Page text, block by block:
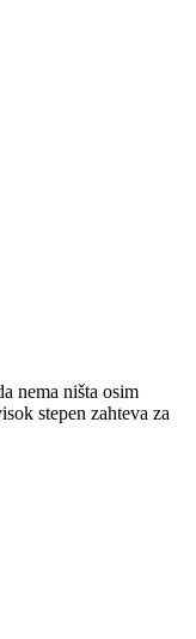
nema ništa osim
stepen zahteva za